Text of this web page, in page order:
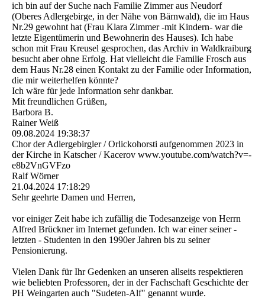
ich bin auf der Suche nach Familie Zimmer aus Neudorf
(Oberes Adlergebirge, in der Nähe von Bärnwald), die im Haus
Nr.29 gewohnt hat (Frau Klara Zimmer -mit Kindern- war die
letzte Eigentümerin und Bewohnerin des Hauses). Ich habe
schon mit Frau Kreusel gesprochen, das Archiv in Waldkraiburg
besucht aber ohne Erfolg. Hat vielleicht die Familie Frosch aus
dem Haus Nr.28 einen Kontakt zu der Familie oder Information,
die mir weiterhelfen könnte?
Ich wäre für jede Information sehr dankbar.
Mit freundlichen Grüßen,
Barbora B.
Rainer Weiß
09.08.2024 19:38:37
Chor der Adlergebirgler / Orlickohorsti aufgenommen 2023 in
der Kirche in Katscher / Kacerov www.­youtube.­com/­watch?­v=­
e8b2VnGVFzo
Ralf Wörner
21.04.2024 17:18:29
Sehr geehrte Damen und Herren,
vor einiger Zeit habe ich zufällig die Todesanzeige von Herrn
Alfred Brückner im Internet gefunden. Ich war einer seiner -
letzten - Studenten in den 1990er Jahren bis zu seiner
Pensionierung.
Vielen Dank für Ihr Gedenken an unseren allseits respektieren
wie beliebten Professoren, der in der Fachschaft Geschichte der
PH Weingarten auch "Sudeten-Alf" genannt wurde.